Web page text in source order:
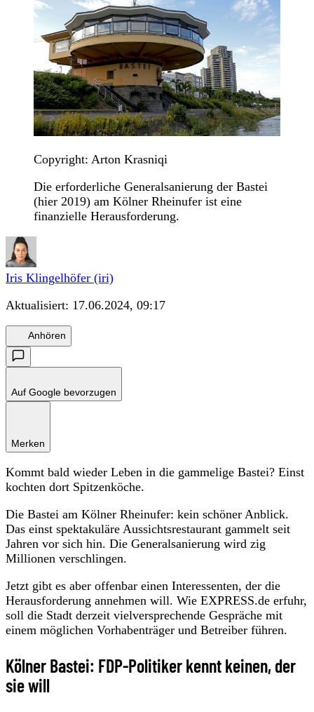
Copyright: Arton Krasniqi
Die erforderliche Generalsanierung der Bastei
(hier 2019) am Kölner Rheinufer ist eine
finanzielle Herausforderung.
Iris Klingelhöfer (iri)
Aktualisiert: 17.06.2024, 09:17
Anhören
Auf Google bevorzugen
Merken
Kommt bald wieder Leben in die gammelige Bastei? Einst
kochten dort Spitzenköche.
Die Bastei am Kölner Rheinufer: kein schöner Anblick.
Das einst spektakuläre Aussichtsrestaurant gammelt seit
Jahren vor sich hin. Die Generalsanierung wird zig
Millionen verschlingen.
Jetzt gibt es aber offenbar einen Interessenten, der die
Herausforderung annehmen will. Wie EXPRESS.de erfuhr,
soll die Stadt derzeit vielversprechende Gespräche mit
einem möglichen Vorhabenträger und Betreiber führen.
Kölner Bastei: FDP-Politiker kennt keinen, der
sie will